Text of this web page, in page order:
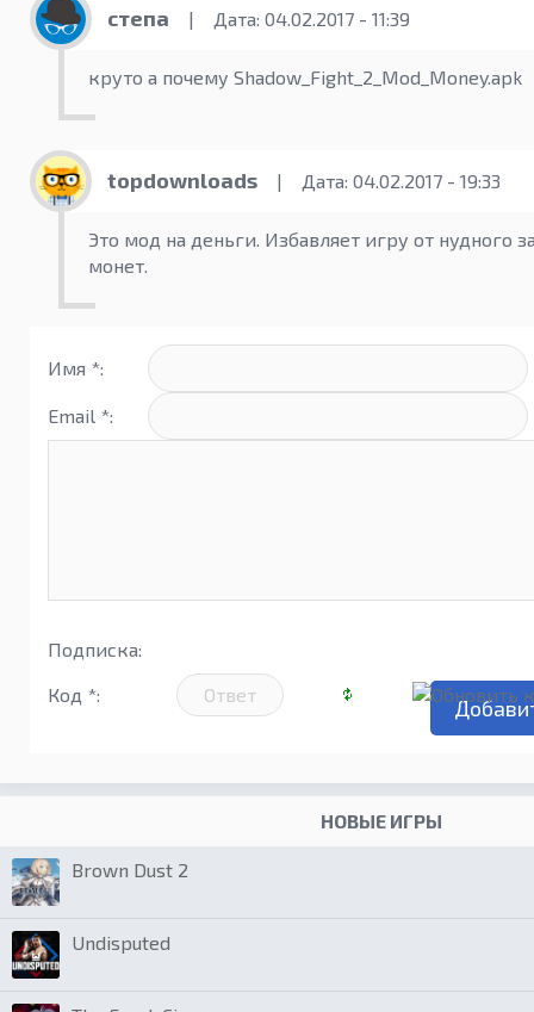
степа | Дата: 04.02.2017 - 11:39
круто а почему Shadow_Fight_2_Mod_Money.apk
topdownloads | Дата: 04.02.2017 - 19:33
Это мод на деньги. Избавляет игру от нудного
монет.
Имя *:
Email *:
Подписка:
Код *:
НОВЫЕ ИГРЫ
Brown Dust 2
Undisputed